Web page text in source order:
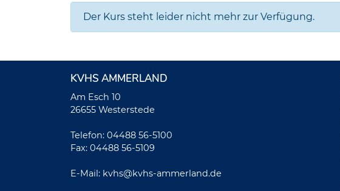
Der Kurs steht leider nicht mehr zur Verfügung.
KVHS AMMERLAND
Am Esch 10
26655 Westerstede
Telefon: 04488 56-5100
Fax: 04488 56-5109
E-Mail: kvhs@kvhs-ammerland.de